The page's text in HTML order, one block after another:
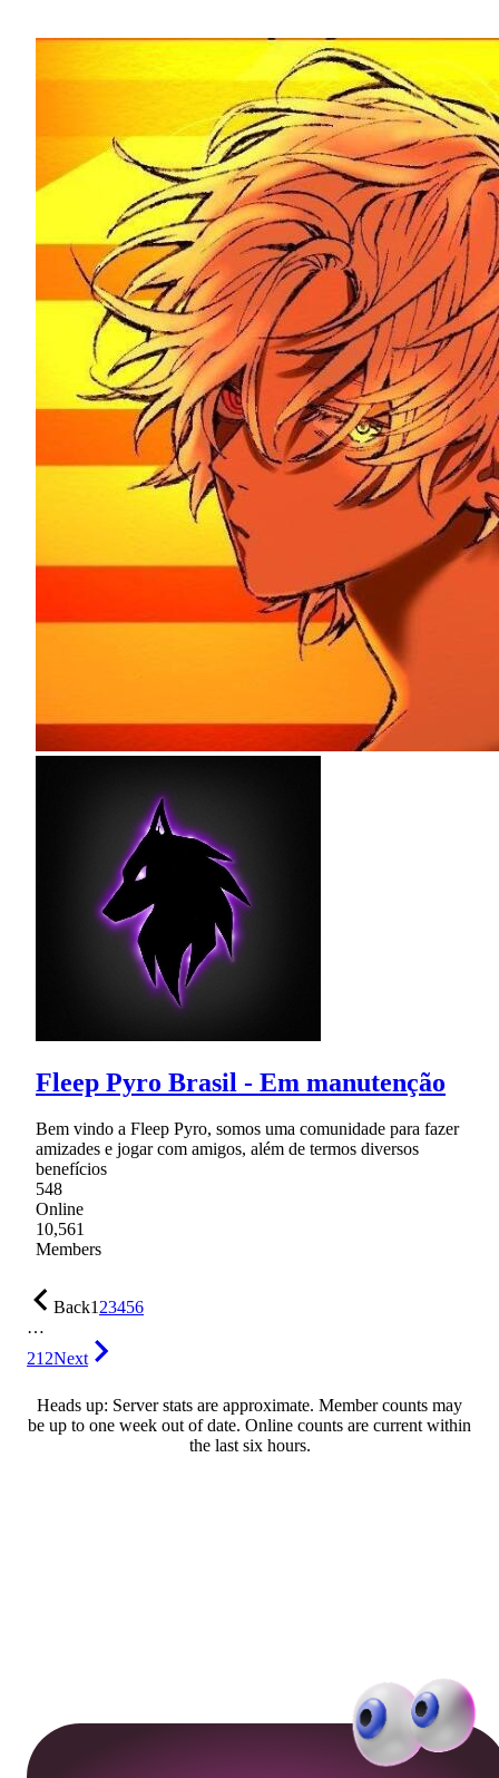
Fleep Pyro Brasil - Em manutenção
Bem vindo a Fleep Pyro, somos uma comunidade para fazer
amizades e jogar com amigos, além de termos diversos
benefícios
548
Online
10,561
Members
Back123456
…
212Next
Heads up: Server stats are approximate. Member counts may
be up to one week out of date. Online counts are current within
the last six hours.